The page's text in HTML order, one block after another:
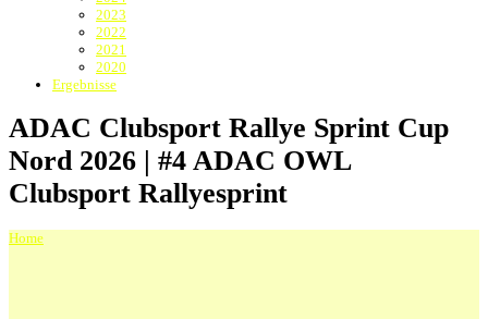
2023
2022
2021
2020
Ergebnisse
ADAC Clubsport Rallye Sprint Cup
Nord 2026 | #4 ADAC OWL
Clubsport Rallyesprint
Home